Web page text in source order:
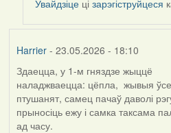
Юлія
С.К.
Увайдзіце цізарэгіструйцеся
Harrier- 23.05.2026 - 18:10
Здаецца, у 1-м гняздзе жыццё
наладжваецца: цёпла, жывыя
птушанят, самец пачаў даволі
прыносіць ежу і самка таксама
ад часу.